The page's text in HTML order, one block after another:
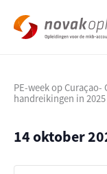
naar
inhoud
PE-week op
handreikingen in
14 oktober